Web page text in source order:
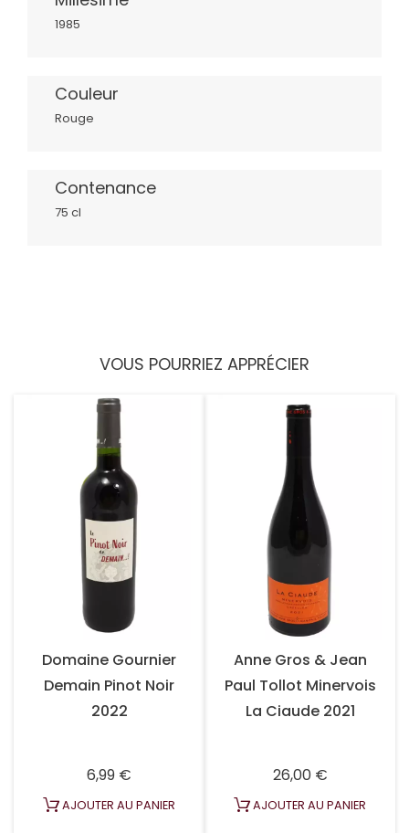
1985
Couleur
Rouge
Contenance
75 cl
VOUS POURRIEZ APPRÉCIER
Domaine Gournier
Demain Pinot Noir
2022
6,99 €
AJOUTER AU PANIER
Anne Gros & Jean
Paul Tollot Minervois
La Ciaude 2021
26,00 €Prix
AJOUTER AU PANIER